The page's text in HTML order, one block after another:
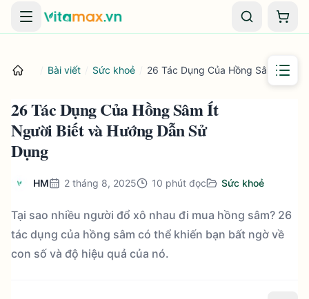
Danh mục Giỏ
Bài viết Sức khoẻ 26 Tác Dụng Của Hồng Sâm Ít
26 Tác Dụng Của Hồng Sâm Ít
Người Biết và Hướng Dẫn Sử
Dụng
HM 2 tháng 8, 2025 10 phút đọc Sức khoẻ
Tại sao nhiều người đổ xô nhau đi mua hồng sâm? 26
tác dụng của hồng sâm có thể khiến bạn bất ngờ về
con số và độ hiệu quả của nó.